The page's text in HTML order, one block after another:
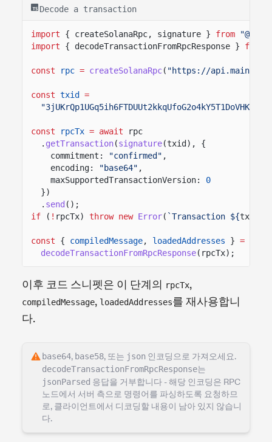
Decode a transaction
import { createSolanaRpc, signature } from
import
{ decodeTransactionFromRpcResponse } from
const rpc = createSolanaRpc( "https://api.mainnet-
const txid
=
const rpcTx = await
rpc
. getTransaction(signature(txid), {
commitment:
"confirmed" ,
encoding:
"base64" ,
maxSupportedTransactionVersion:
0
})
. send ();
if
( ! rpcTx) throw new Error( `Transaction ${txid
const { compiledMessage, loadedAddresses } =
decodeTransactionFromRpcResponse(rpcTx);
이후 코드 스니펫은 이 단계의 rpcTx,
compiledMessage, loadedAddresses를 재사용합니
다.
base64, base58, 또는 json 인코딩으로 가져오세요.
decodeTransactionFromRpcResponse는
jsonParsed 응답을 거부합니다 - 해당 인코딩은 RPC
노드에서 서버 측으로 명령어를 파싱하도록 요청하므
로, 클라이언트에서 디코딩할 내용이 남아 있지 않습니
다.